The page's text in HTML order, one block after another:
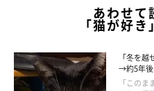
あわせて
「猫が好
「冬を
→約5年
「この